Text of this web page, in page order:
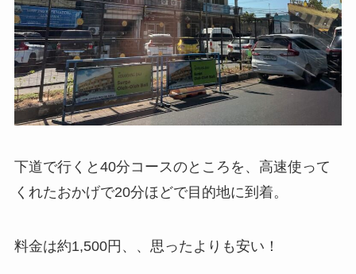
下道で行くと40分コースのところを、高速使って
くれたおかげで20分ほどで目的地に到着。
料金は約1,500円、、思ったよりも安い！